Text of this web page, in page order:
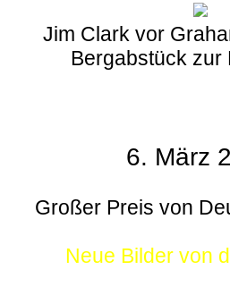
Jim Clark vor
Bergabstück zur
6. März
Großer Preis von
Neue Bilder von